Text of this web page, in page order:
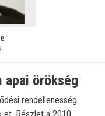
apai örökség
rendellenesség